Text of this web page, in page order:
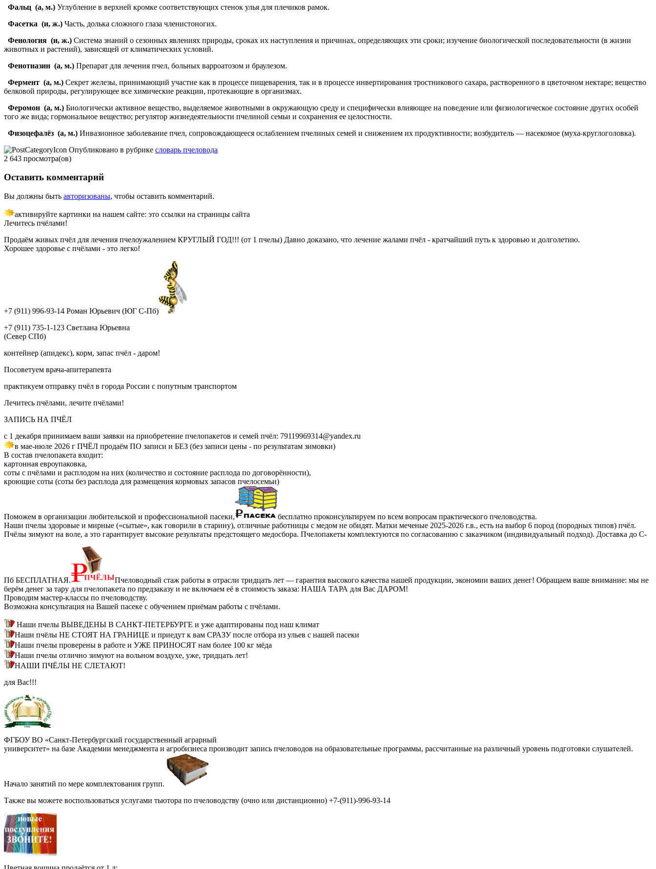
Фальц (а, м.) Углубление в верхней кромке соответствующих стенок улья для плечиков рамок.
Фасетка (и, ж.) Часть, долька сложного глаза членистоногих.
Фенология (и, ж.) Система знаний о сезонных явлениях природы, сроках их наступления и причинах, определяющих эти сроки; изучение биологической последовательности (в жизни
животных и растений), зависящей от климатических условий.
Фенотиазин (а, м.) Препарат для лечения пчел, больных варроатозом и браулезом.
Фермент (а, м.) Секрет железы, принимающий участие как в процессе пищеварения, так и в процессе инвертирования тростникового сахара, растворенного в цветочном нектаре; вещество
белковой природы, регулирующее все химические реакции, протекающие в организмах.
Феромон (а, м.) Биологически активное вещество, выделяемое животными в окружающую среду и специфически влияющее на поведение или физиологическое состояние других особей
того же вида; гормональное вещество; регулятор жизнедеятельности пчелиной семьи и сохранения ее целостности.
Физоцефалёз (а, м.) Инвазионное заболевание пчел, сопровождающееся ослаблением пчелиных семей и снижением их продуктивности; возбудитель — насекомое (муха-круглоголовка).
Опубликовано в рубрике словарь пчеловода
2 643 просмотра(ов)
Оставить комментарий
Вы должны быть авторизованы, чтобы оставить комментарий.
активируйте картинки на нашем сайте: это ссылки на страницы сайта
Лечитесь пчёлами!
Продаём живых пчёл для лечения пчелоужалением КРУГЛЫЙ ГОД!!! (от 1 пчелы) Давно доказано, что лечение жалами пчёл - кратчайший путь к здоровью и долголетию.
Хорошее здоровье с пчёлами - это легко!
+7 (911) 996-93-14 Роман Юрьевич (ЮГ С-Пб)
+7 (911) 735-1-123 Светлана Юрьевна
(Север СПб)
контейнер (апидекс), корм, запас пчёл - даром!
Посоветуем врача-апитерапевта
практикуем отправку пчёл в города России с попутным транспортом
Лечитесь пчёлами, лечите пчёлами!
ЗАПИСЬ НА ПЧЁЛ
с 1 декабря принимаем ваши заявки на приобретение пчелопакетов и семей пчёл: 79119969314@yandex.ru
в мае-июле 2026 г ПЧЁЛ продаём ПО записи и БЕЗ (без записи цены - по результатам зимовки)
В состав пчелопакета входит:
картонная евроупаковка,
соты с пчёлами и расплодом на них (количество и состояние расплода по договорённости),
кроющие соты (соты без расплода для размещения кормовых запасов пчелосемьи)
Поможем в организации любительской и профессиональной пасеки,
бесплатно проконсультируем по всем вопросам практического пчеловодства.
Наши пчелы здоровые и мирные («сытые», как говорили в старину), отличные работницы с медом не обидят. Матки меченые 2025-2026 г.в., есть на выбор 6 пород (породных типов) пчёл.
Пчёлы зимуют на воле, а это гарантирует высокие результаты предстоящего медосбора. Пчелопакеты комплектуются по согласованию с заказчиком (индивидуальный подход). Доставка до С-
Пб БЕСПЛАТНАЯ.
Пчеловодный стаж работы в отрасли тридцать лет — гарантия высокого качества нашей продукции, экономии ваших денег! Обращаем ваше внимание: мы не
берём денег за тару для пчелопакета по предзаказу и не включаем её в стоимость заказа: НАША ТАРА для Вас ДАРОМ!
Проводим мастер-классы по пчеловодству.
Возможна консультация на Вашей пасеке с обучением приёмам работы с пчёлами.
Наши пчелы ВЫВЕДЕНЫ В САНКТ-ПЕТЕРБУРГЕ и уже адаптированы под наш климат
Наши пчёлы НЕ СТОЯТ НА ГРАНИЦЕ и приедут к вам СРАЗУ после отбора из ульев с нашей пасеки
Наши пчелы проверены в работе и УЖЕ ПРИНОСЯТ нам более 100 кг мёда
Наши пчелы отлично зимуют на вольном воздухе, уже, тридцать лет!
НАШИ ПЧЁЛЫ НЕ СЛЕТАЮТ!
для Вас!!!
ФГБОУ ВО «Санкт-Петербургский государственный аграрный
университет» на базе Академии менеджмента и агробизнеса производит запись пчеловодов на образовательные программы, рассчитанные на различный уровень подготовки слушателей.
Начало занятий по мере комплектования групп.
Также вы можете воспользоваться услугами тьютора по пчеловодству (очно или дистанционно) +7-(911)-996-93-14